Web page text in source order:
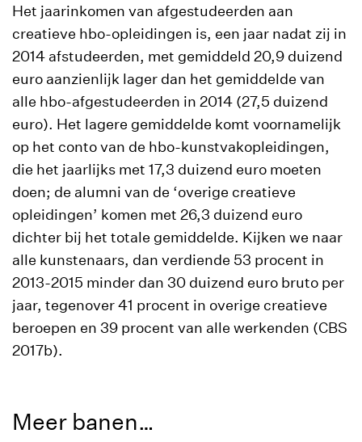
Het jaarinkomen van afgestudeerden aan
creatieve hbo-opleidingen is, een jaar nadat zij in
2014 afstudeerden, met gemiddeld 20,9 duizend
euro aanzienlijk lager dan het gemiddelde van
alle hbo-afgestudeerden in 2014 (27,5 duizend
euro). Het lagere gemiddelde komt voornamelijk
op het conto van de hbo-kunstvakopleidingen,
die het jaarlijks met 17,3 duizend euro moeten
doen; de alumni van de ‘overige creatieve
opleidingen’ komen met 26,3 duizend euro
dichter bij het totale gemiddelde. Kijken we naar
alle kunstenaars, dan verdiende 53 procent in
2013-2015 minder dan 30 duizend euro bruto per
jaar, tegenover 41 procent in overige creatieve
beroepen en 39 procent van alle werkenden (CBS
2017b).
Meer banen…